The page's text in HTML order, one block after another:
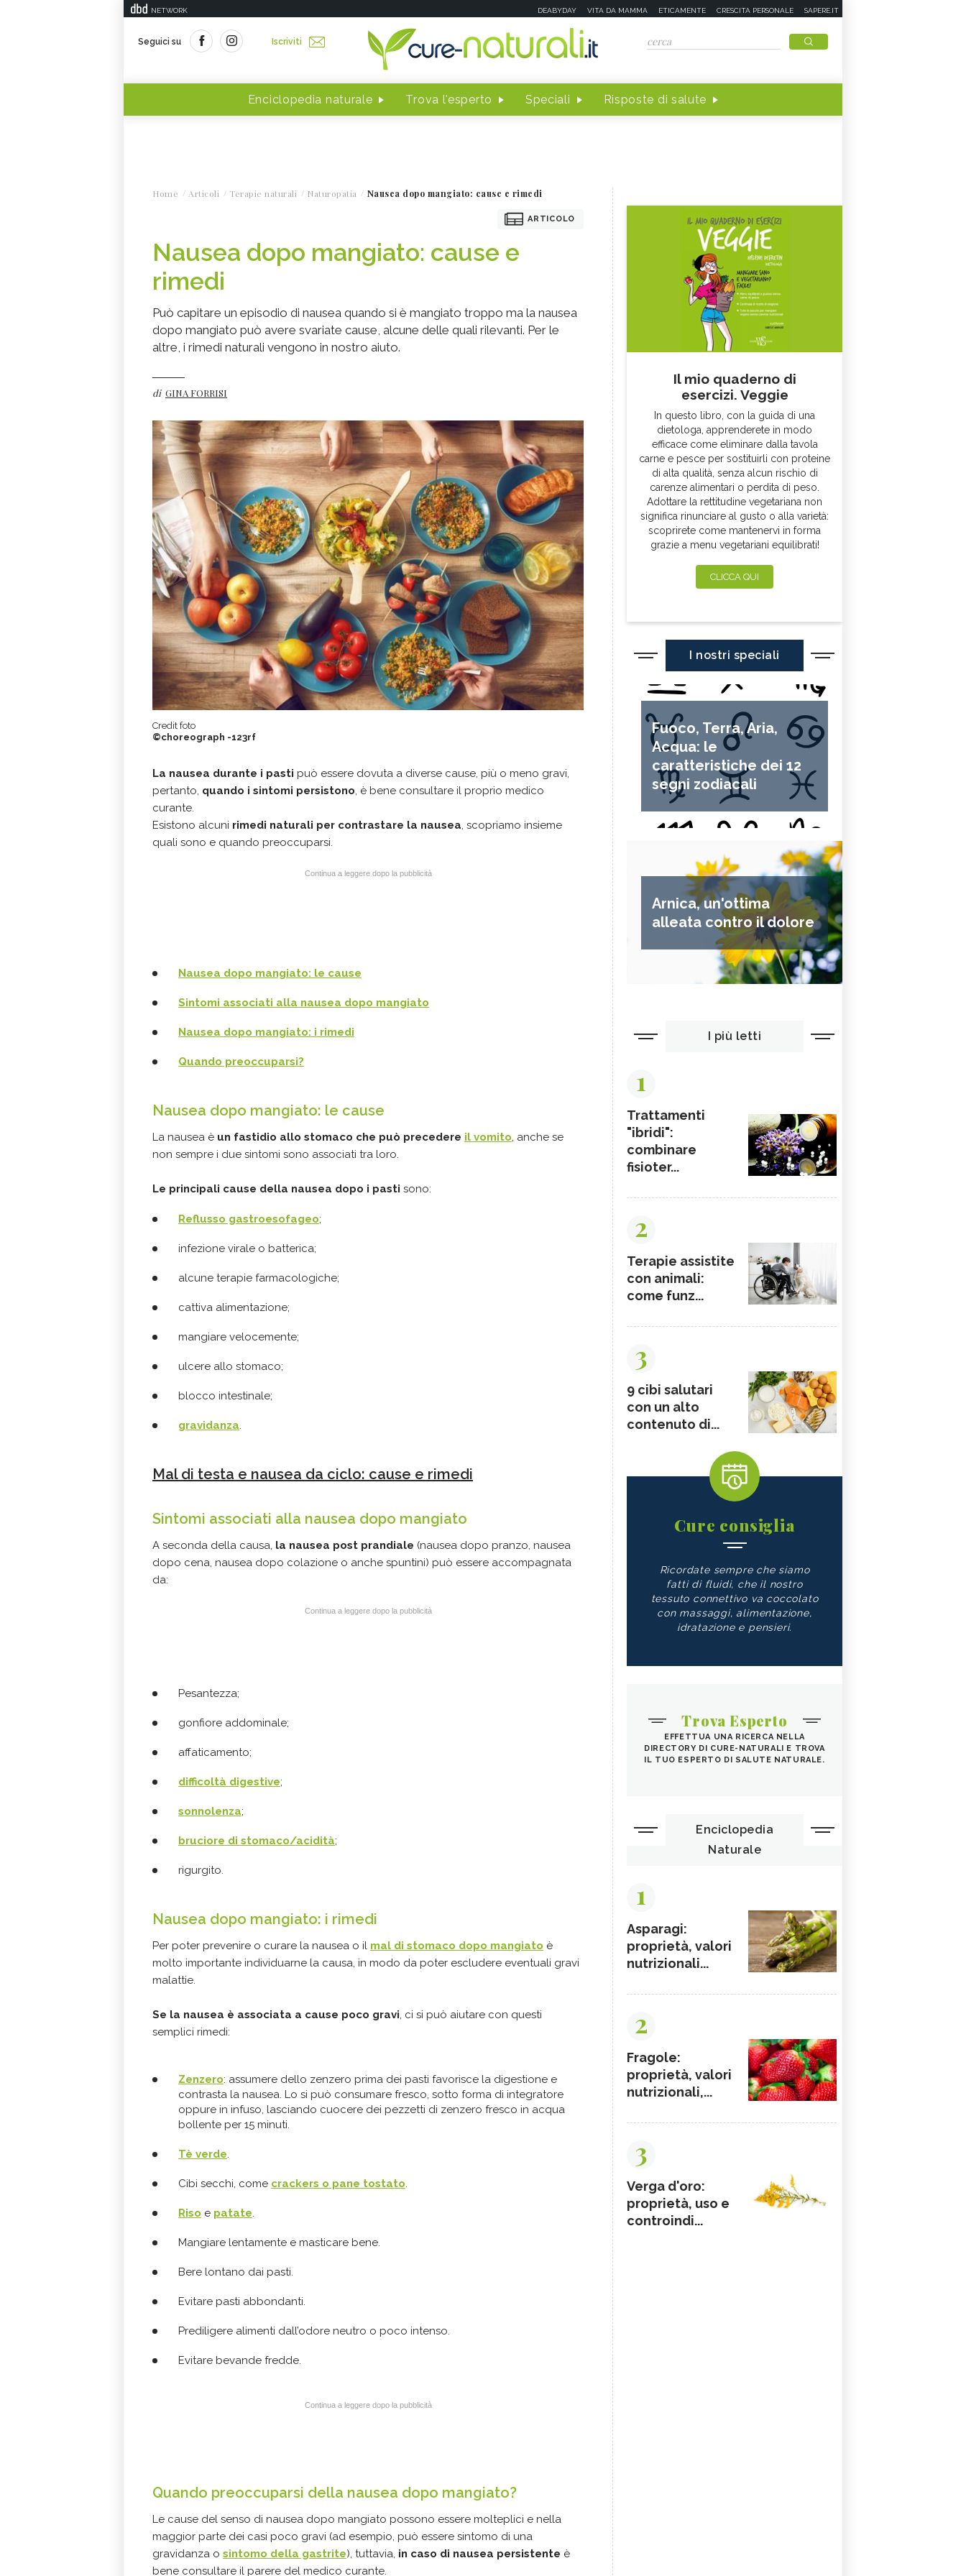
NETWORK DEABYDAY VITA DA MAMMA ETICAMENTE CRESCITA PERSONALE SAPERE.IT
Seguici su Iscriviti
Enciclopedia naturale Trova l'esperto Speciali Risposte di salute
Home Articoli Terapie naturali Naturopatia Nausea dopo mangiato: cause e rimedi
ARTICOLO
Nausea dopo mangiato: cause e
rimedi
Può capitare un episodio di nausea quando si è mangiato troppo ma la nausea
dopo mangiato può avere svariate cause, alcune delle quali rilevanti. Per le
altre, i rimedi naturali vengono in nostro aiuto.
di GINA FORRISI
Credit foto
©choreograph -123rf
La nausea durante i pasti può essere dovuta a diverse cause, più o meno gravi,
pertanto, quando i sintomi persistono, è bene consultare il proprio medico
curante.
Esistono alcuni rimedi naturali per contrastare la nausea, scopriamo insieme
quali sono e quando preoccuparsi.
Continua a leggere dopo la pubblicità
Nausea dopo mangiato: le cause
Sintomi associati alla nausea dopo mangiato
Nausea dopo mangiato: i rimedi
Quando preoccuparsi?
Nausea dopo mangiato: le cause
La nausea è un fastidio allo stomaco che può precedere il vomito, anche se
non sempre i due sintomi sono associati tra loro.
Le principali cause della nausea dopo i pasti sono:
Reflusso gastroesofageo;
infezione virale o batterica;
alcune terapie farmacologiche;
cattiva alimentazione;
mangiare velocemente;
ulcere allo stomaco;
blocco intestinale;
gravidanza.
Mal di testa e nausea da ciclo: cause e rimedi
Sintomi associati alla nausea dopo mangiato
A seconda della causa, la nausea post prandiale (nausea dopo pranzo, nausea
dopo cena, nausea dopo colazione o anche spuntini) può essere accompagnata
da:
Continua a leggere dopo la pubblicità
Pesantezza;
gonfiore addominale;
affaticamento;
difficoltà digestive;
sonnolenza;
bruciore di stomaco/acidità;
rigurgito.
Nausea dopo mangiato: i rimedi
Per poter prevenire o curare la nausea o il mal di stomaco dopo mangiato è
molto importante individuarne la causa, in modo da poter escludere eventuali gravi
malattie.
Se la nausea è associata a cause poco gravi, ci si può aiutare con questi
semplici rimedi:
Zenzero: assumere dello zenzero prima dei pasti favorisce la digestione e
contrasta la nausea. Lo si può consumare fresco, sotto forma di integratore
oppure in infuso, lasciando cuocere dei pezzetti di zenzero fresco in acqua
bollente per 15 minuti.
Tè verde.
Cibi secchi, come crackers o pane tostato.
Riso e patate.
Mangiare lentamente e masticare bene.
Bere lontano dai pasti.
Evitare pasti abbondanti.
Prediligere alimenti dall’odore neutro o poco intenso.
Evitare bevande fredde.
Continua a leggere dopo la pubblicità
Quando preoccuparsi della nausea dopo mangiato?
Le cause del senso di nausea dopo mangiato possono essere molteplici e nella
maggior parte dei casi poco gravi (ad esempio, può essere sintomo di una
gravidanza o sintomo della gastrite), tuttavia, in caso di nausea persistente è
bene consultare il parere del medico curante.
Il mio quaderno di
esercizi. Veggie
In questo libro, con la guida di una
dietologa, apprenderete in modo
efficace come eliminare dalla tavola
carne e pesce per sostituirli con proteine
di alta qualità, senza alcun rischio di
carenze alimentari o perdita di peso.
Adottare la rettitudine vegetariana non
significa rinunciare al gusto o alla varietà:
scoprirete come mantenervi in forma
grazie a menu vegetariani equilibrati!
CLICCA QUI
I nostri speciali
Fuoco, Terra, Aria,
Acqua: le
caratteristiche dei 12
segni zodiacali
Arnica, un'ottima
alleata contro il dolore
I più letti
1
Trattamenti
"ibridi":
combinare
fisioter...
2
Terapie assistite
con animali:
come funz...
3
9 cibi salutari
con un alto
contenuto di...
Cure consiglia
Ricordate sempre che siamo
fatti di fluidi, che il nostro
tessuto connettivo va coccolato
con massaggi, alimentazione,
idratazione e pensieri.
Trova Esperto
EFFETTUA UNA RICERCA NELLA
DIRECTORY DI CURE-NATURALI E TROVA
IL TUO ESPERTO DI SALUTE NATURALE.
Enciclopedia
Naturale
1
Asparagi:
proprietà, valori
nutrizionali...
2
Fragole:
proprietà, valori
nutrizionali,...
3
Verga d'oro:
proprietà, uso e
controindi...